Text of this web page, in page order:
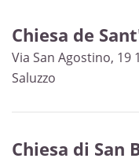
Chiesa de
Via San Agostino, 19
Saluzzo
Chiesa di San